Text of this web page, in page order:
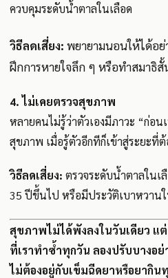
ควบคุมระดับน้ำตาลในเลือด
วิธีลดเสี่ยง: พยายามนอนให้ได้อย่
ฝึกการหายใจลึก ๆ หรือทำสมาธิสั้
4. ไม่เคยตรวจสุขภาพ
หลายคนไม่รู้ว่าตัวเองมีภาวะ “ก่อน
สุขภาพ เมื่อรู้ตัวอีกทีก็เข้าสู่ระยะที่
วิธีลดเสี่ยง: ตรวจระดับน้ำตาลในเ
35 ปีขึ้นไป หรือมีประวัติเบาหวาน
สุขภาพไม่ได้พังลงในวันเดียว แ
ที่เราทำซ้ำทุกวัน ลองปรับบางอ
ไม่ต้องอยู่กับเข็มฉีดยาหรือยากิน